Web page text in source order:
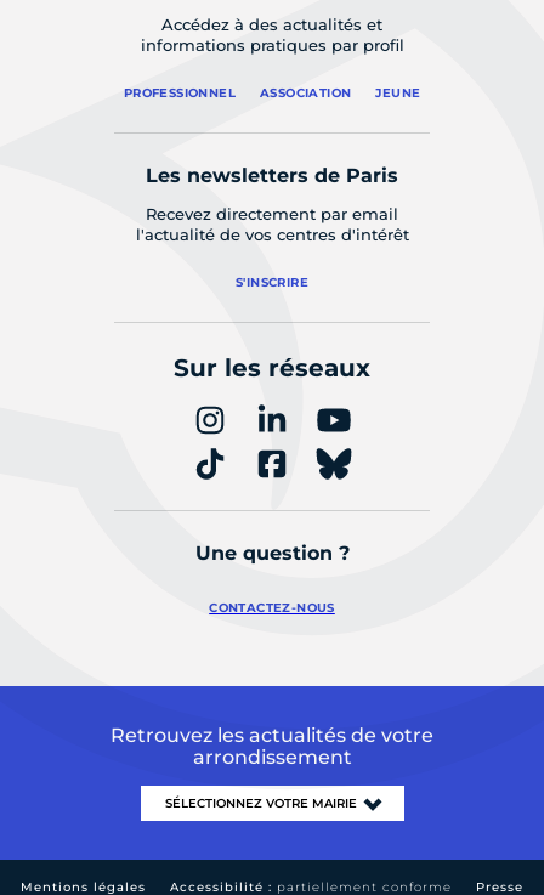
Accédez à des actualités et
informations pratiques par profil
PROFESSIONNEL ASSOCIATION JEUNE
Les newsletters de Paris
Recevez directement par email
l'actualité de vos centres d'intérêt
S'INSCRIRE
Sur les réseaux
Une question ?
CONTACTEZ-NOUS
Retrouvez les actualités de votre
arrondissement
Mentions légales Accessibilité : partiellement conforme Presse